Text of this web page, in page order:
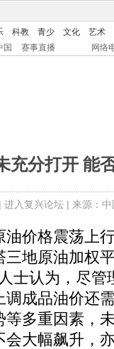
科教 青少 文化
艺术
国 赛事直播 网络
充分打开 能
进入复兴论坛| 来源：
价格震荡上
地原油加权
士认为，尽管
成品油价还
多重因素，
大幅飙升，